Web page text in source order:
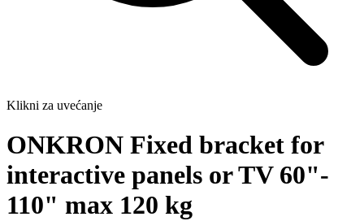
Klikni za uvećanje
ONKRON Fixed bracket for
interactive panels or TV 60"-
110" max 120 kg